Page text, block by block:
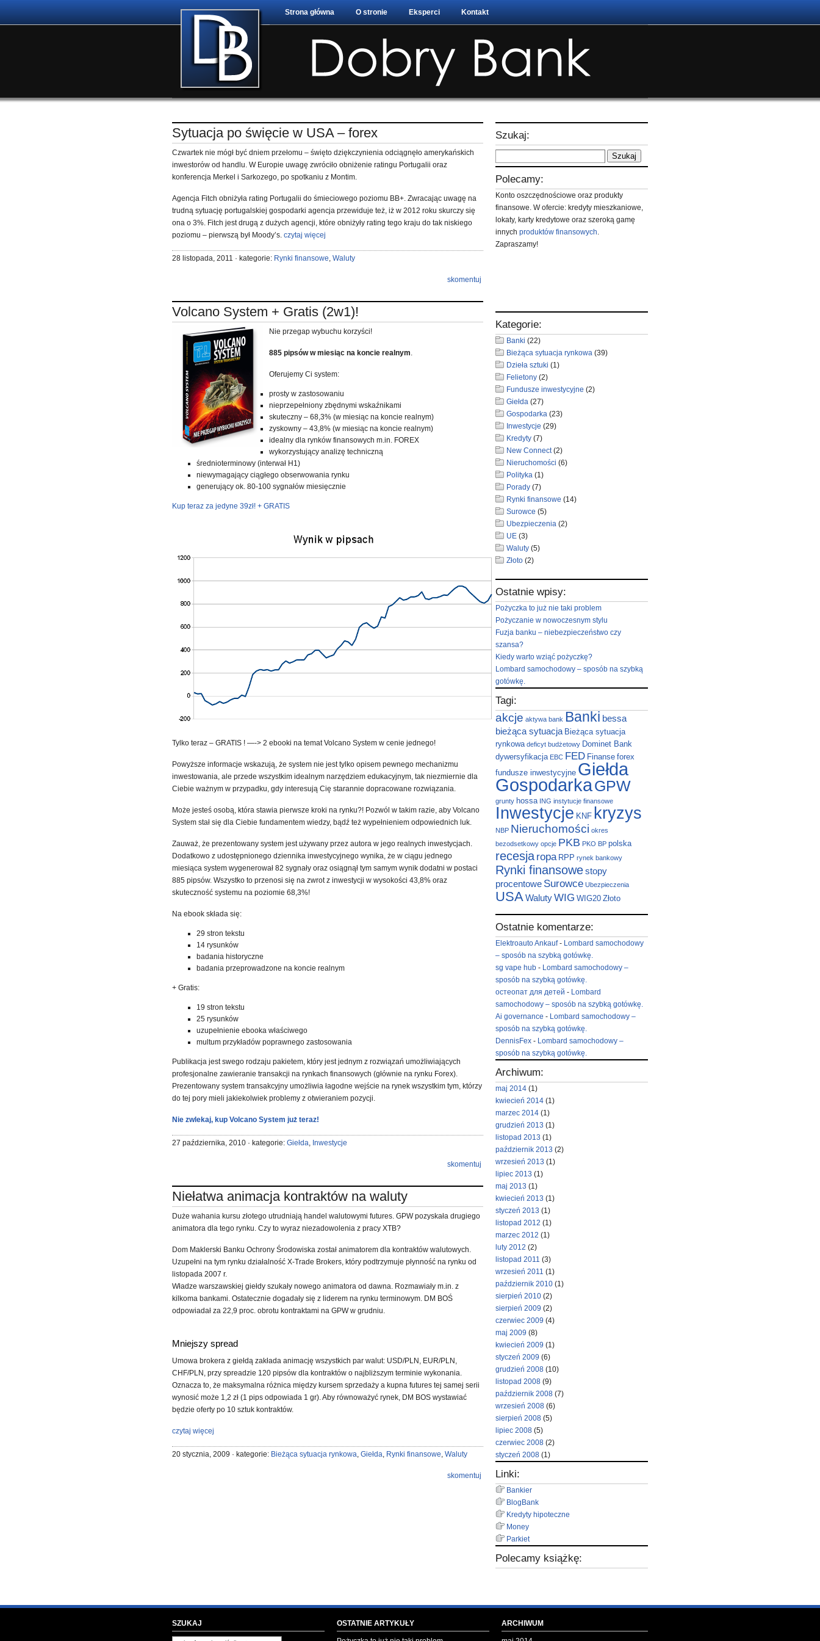
Strona główna O stronie Eksperci Kontakt
Sytuacja po święcie w USA – forex
Czwartek nie mógł być dniem przełomu – święto dziękczynienia odciągnęło amerykańskich
inwestorów od handlu. W Europie uwagę zwróciło obniżenie ratingu Portugalii oraz
konferencja Merkel i Sarkozego, po spotkaniu z Montim.
Agencja Fitch obniżyła rating Portugalii do śmieciowego poziomu BB+. Zwracając uwagę na
trudną sytuację portugalskiej gospodarki agencja przewiduje też, iż w 2012 roku skurczy się
ona o 3%. Fitch jest drugą z dużych agencji, które obniżyły rating tego kraju do tak niskiego
poziomu – pierwszą był Moody’s. czytaj więcej
28 listopada, 2011 · kategorie: Rynki finansowe, Waluty
skomentuj
Volcano System + Gratis (2w1)!
Nie przegap wybuchu korzyści!
885 pipsów w miesiąc na koncie realnym.
Oferujemy Ci system:
prosty w zastosowaniu
nieprzepełniony zbędnymi wskaźnikami
skuteczny – 68,3% (w miesiąc na koncie realnym)
zyskowny – 43,8% (w miesiąc na koncie realnym)
idealny dla rynków finansowych m.in. FOREX
wykorzystujący analizę techniczną
średnioterminowy (interwał H1)
niewymagający ciągłego obserwowania rynku
generujący ok. 80-100 sygnałów miesięcznie
Kup teraz za jedyne 39zł! + GRATIS
Tylko teraz – GRATIS ! —-> 2 ebooki na temat Volcano System w cenie jednego!
Powyższe informacje wskazują, że system nie jest tylko opisem pewnego mechanizmu
inwestowania, ale przede wszystkim idealnym narzędziem edukacyjnym, tak niezmiernie dla
Ciebie ważnym w przypadku, gdy interesują Cię starannie dopracowane rozwiązania.
Może jesteś osobą, która stawia pierwsze kroki na rynku?! Pozwól w takim razie, aby Volcano
System stał się dla Ciebie fundamentem wiedzy, bądź też wypełnieniem odpowiednich luk.
Zauważ, że prezentowany system jest używany przez autora w jego realnych inwestycjach.
Dodatkowo z udostępnionego dziennika inwestycyjnego wynika, że w ciągu jednego
miesiąca system wygenerował 82 sygnały oraz osiągnął tym samym wynik dodatni w postaci
885 pipsów. Wszystko to przenosi się na zwrot z inwestycji w wysokości 43,8% oraz
skuteczność systemu na poziomie 68,3%!
Na ebook składa się:
29 stron tekstu
14 rysunków
badania historyczne
badania przeprowadzone na koncie realnym
+ Gratis:
19 stron tekstu
25 rysunków
uzupełnienie ebooka właściwego
multum przykładów poprawnego zastosowania
Publikacja jest swego rodzaju pakietem, który jest jednym z rozwiązań umożliwiających
profesjonalne zawieranie transakcji na rynkach finansowych (głównie na rynku Forex).
Prezentowany system transakcyjny umożliwia łagodne wejście na rynek wszystkim tym, którzy
do tej pory mieli jakiekolwiek problemy z otwieraniem pozycji.
Nie zwlekaj, kup Volcano System już teraz!
27 października, 2010 · kategorie: Giełda, Inwestycje
skomentuj
Niełatwa animacja kontraktów na waluty
Duże wahania kursu złotego utrudniają handel walutowymi futures. GPW pozyskała drugiego
animatora dla tego rynku. Czy to wyraz niezadowolenia z pracy XTB?
Dom Maklerski Banku Ochrony Środowiska został animatorem dla kontraktów walutowych.
Uzupełni na tym rynku działalność X-Trade Brokers, który podtrzymuje płynność na rynku od
listopada 2007 r.
Władze warszawskiej giełdy szukały nowego animatora od dawna. Rozmawiały m.in. z
kilkoma bankami. Ostatecznie dogadały się z liderem na rynku terminowym. DM BOŚ
odpowiadał za 22,9 proc. obrotu kontraktami na GPW w grudniu.
Mniejszy spread
Umowa brokera z giełdą zakłada animację wszystkich par walut: USD/PLN, EUR/PLN,
CHF/PLN, przy spreadzie 120 pipsów dla kontraktów o najbliższym terminie wykonania.
Oznacza to, że maksymalna różnica między kursem sprzedaży a kupna futures tej samej serii
wynosić może 1,2 zł (1 pips odpowiada 1 gr). Aby równoważyć rynek, DM BOS wystawiać
będzie oferty po 10 sztuk kontraktów.
czytaj więcej
20 stycznia, 2009 · kategorie: Bieżąca sytuacja rynkowa, Giełda, Rynki finansowe, Waluty
skomentuj
Szukaj:
Polecamy:
Konto oszczędnościowe oraz produkty
finansowe. W ofercie: kredyty mieszkaniowe,
lokaty, karty kredytowe oraz szeroką gamę
innych produktów finansowych.
Zapraszamy!
Kategorie:
Banki (22)
Bieżąca sytuacja rynkowa (39)
Dzieła sztuki (1)
Felietony (2)
Fundusze inwestycyjne (2)
Giełda (27)
Gospodarka (23)
Inwestycje (29)
Kredyty (7)
New Connect(2)
Nieruchomości (6)
Polityka (1)
Porady (7)
Rynki finansowe (14)
Surowce (5)
Ubezpieczenia (2)
UE (3)
Waluty (5)
Złoto (2)
Ostatnie wpisy:
Pożyczka to już nie taki problem
Pożyczanie w nowoczesnym stylu
Fuzja banku – niebezpieczeństwo czy
szansa?
Kiedy warto wziąć pożyczkę?
Lombard samochodowy – sposób na szybką
gotówkę.
Tagi:
akcje aktywa bank Banki bessa
bieżąca sytuacja Bieżąca sytuacja
rynkowa deficyt budżetowy Dominet Bank
dywersyfikacja EBC FED Finanse forex
fundusze inwestycyjne Giełda
GospodarkaGPW
grunty hossa ING instytucje finansowe
Inwestycje KNF kryzys
NBP Nieruchomości okres
bezodsetkowy opcje PKB PKO BP polska
recesja ropa RPP rynek bankowy
Rynki finansowestopy
procentowe Surowce Ubezpieczenia
USAWalutyWIG WIG20 Złoto
Ostatnie komentarze:
Elektroauto Ankauf- Lombard samochodowy
– sposób na szybką gotówkę.
sg vape hub - Lombard samochodowy –
sposób na szybką gotówkę.
остеопат для детей - Lombard
samochodowy – sposób na szybką gotówkę.
Ai governance - Lombard samochodowy –
sposób na szybką gotówkę.
DennisFex - Lombard samochodowy –
sposób na szybką gotówkę.
Archiwum:
maj 2014 (1)
kwiecień 2014 (1)
marzec 2014 (1)
grudzień 2013 (1)
listopad 2013 (1)
październik 2013 (2)
wrzesień 2013 (1)
lipiec 2013 (1)
maj 2013 (1)
kwiecień 2013 (1)
styczeń 2013 (1)
listopad 2012 (1)
marzec 2012 (1)
luty 2012 (2)
listopad 2011 (3)
wrzesień 2011 (1)
październik 2010 (1)
sierpień 2010 (2)
sierpień 2009 (2)
czerwiec 2009 (4)
maj 2009 (8)
kwiecień 2009 (1)
styczeń 2009 (6)
grudzień 2008 (10)
listopad 2008 (9)
październik 2008 (7)
wrzesień 2008 (6)
sierpień 2008 (5)
lipiec 2008 (5)
czerwiec 2008 (2)
styczeń 2008 (1)
Linki:
Bankier
BlogBank
Kredyty hipoteczne
Money
Parkiet
Polecamy książkę:
SZUKAJ OSTATNIE ARTYKUŁY ARCHIWUM